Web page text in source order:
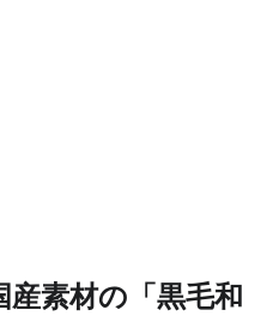
素材の「黒毛和